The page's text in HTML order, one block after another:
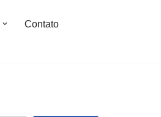
Contato